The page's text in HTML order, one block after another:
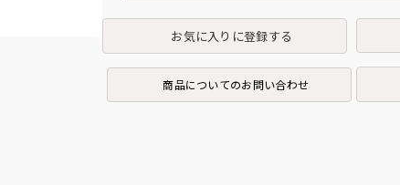
お気に入りに登録する
商品についてのお問い合わせ